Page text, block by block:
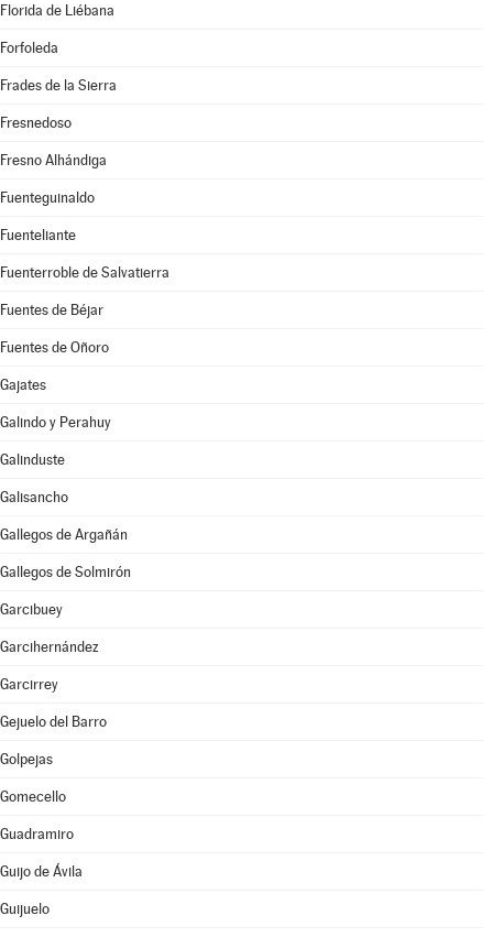
Florida de Liébana
Forfoleda
Frades de la Sierra
Fresnedoso
Fresno Alhándiga
Fuenteguinaldo
Fuenteliante
Fuenterroble de Salvatierra
Fuentes de Béjar
Fuentes de Oñoro
Gajates
Galindo y Perahuy
Galinduste
Galisancho
Gallegos de Argañán
Gallegos de Solmirón
Garcibuey
Garcihernández
Garcirrey
Gejuelo del Barro
Golpejas
Gomecello
Guadramiro
Guijo de Ávila
Guijuelo